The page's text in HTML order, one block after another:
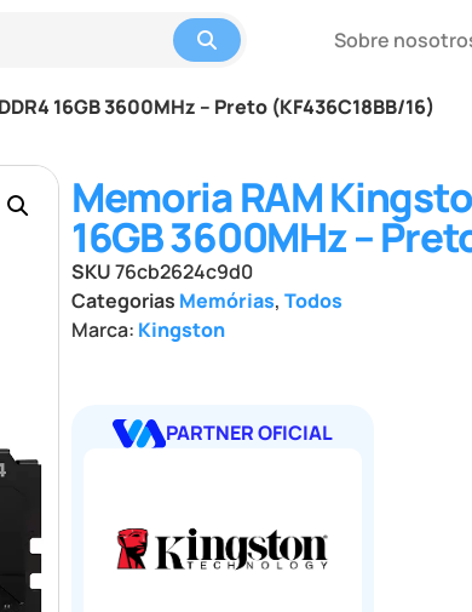
Sobre
16GB 3600MHz – Preto (KF436C18BB/16)
Memoria RAM
16GB 3600MHz –
SKU76cb2624c9d0
Categorias Memórias, Todos
Marca: Kingston
PARTNER OFICIAL